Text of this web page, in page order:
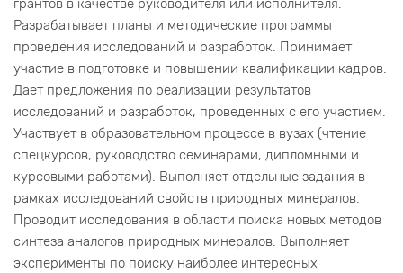
грантов в качестве руководителя или исполнителя.
Разрабатывает планы и методические программы
проведения исследований и разработок. Принимает
участие в подготовке и повышении квалификации кадров.
Дает предложения по реализации результатов
исследований и разработок, проведенных с его участием.
Участвует в образовательном процессе в вузах (чтение
спецкурсов, руководство семинарами, дипломными и
курсовыми работами). Выполняет отдельные задания в
рамках исследований свойств природных минералов.
Проводит исследования в области поиска новых методов
синтеза аналогов природных минералов. Выполняет
эксперименты по поиску наиболее интересных